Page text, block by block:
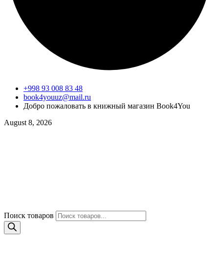
+998 93 008 83 48
book4youuz@mail.ru
Добро пожаловать в книжный магазин Book4You
August 8, 2026
Поиск товаров